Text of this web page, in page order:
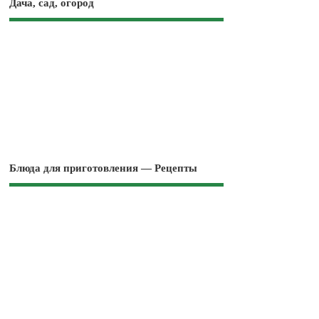
Дача, сад, огород
Блюда для приготовления — Рецепты